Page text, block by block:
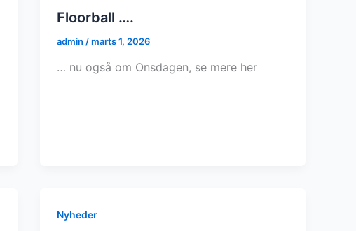
Floorball ….
admin /marts 1, 2026
… nu også om Onsdagen, se mere her
Nyheder